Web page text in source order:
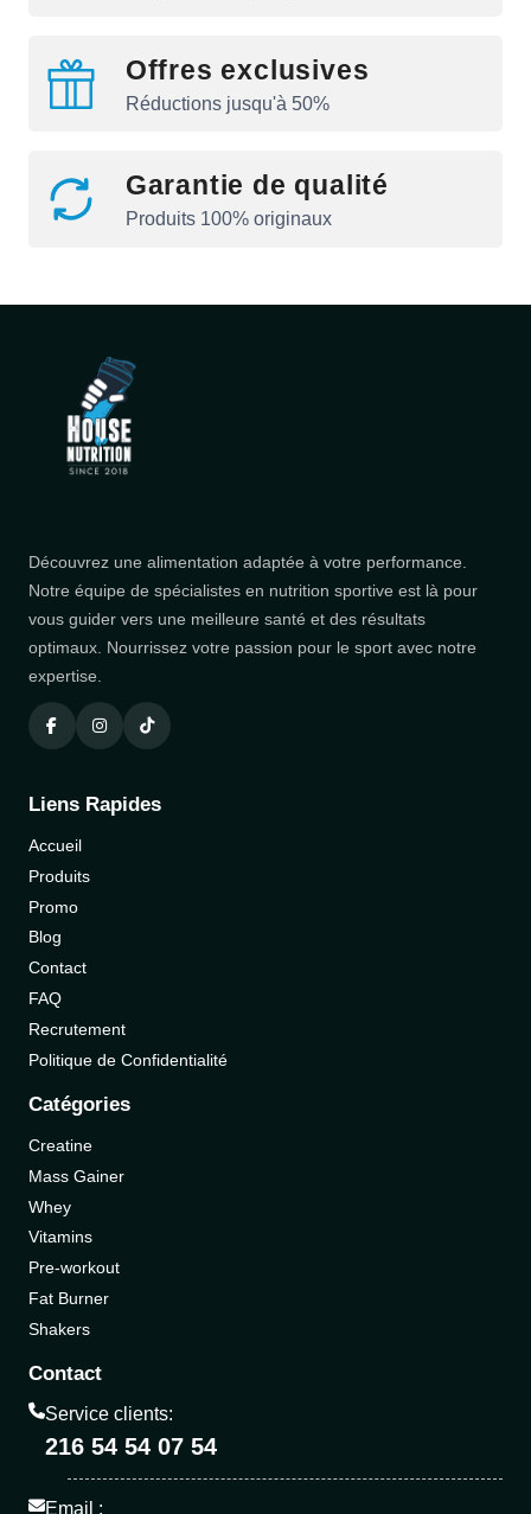
Offres exclusives
Réductions jusqu'à 50%
Garantie de qualité
Produits 100% originaux
Découvrez une alimentation adaptée à votre performance.
Notre équipe de spécialistes en nutrition sportive est là pour
vous guider vers une meilleure santé et des résultats
optimaux. Nourrissez votre passion pour le sport avec notre
expertise.
Liens Rapides
Accueil
Produits
Promo
Blog
Contact
FAQ
Recrutement
Politique de Confidentialité
Catégories
Creatine
Mass Gainer
Whey
Vitamins
Pre-workout
Fat Burner
Shakers
Contact
Service clients:
216 54 54 07 54
Email :